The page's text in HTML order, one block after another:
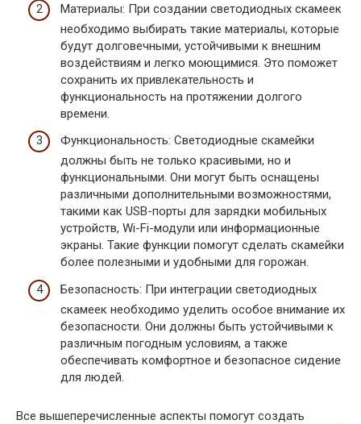
Материалы: При создании светодиодных скамеек
необходимо выбирать такие материалы, которые
будут долговечными, устойчивыми к внешним
воздействиям и легко моющимися. Это поможет
сохранить их привлекательность и
функциональность на протяжении долгого
времени.
Функциональность: Светодиодные скамейки
должны быть не только красивыми, но и
функциональными. Они могут быть оснащены
различными дополнительными возможностями,
такими как USB-порты для зарядки мобильных
устройств, Wi-Fi-модули или информационные
экраны. Такие функции помогут сделать скамейки
более полезными и удобными для горожан.
Безопасность: При интеграции светодиодных
скамеек необходимо уделить особое внимание их
безопасности. Они должны быть устойчивыми к
различным погодным условиям, а также
обеспечивать комфортное и безопасное сидение
для людей.
Все вышеперечисленные аспекты помогут создать